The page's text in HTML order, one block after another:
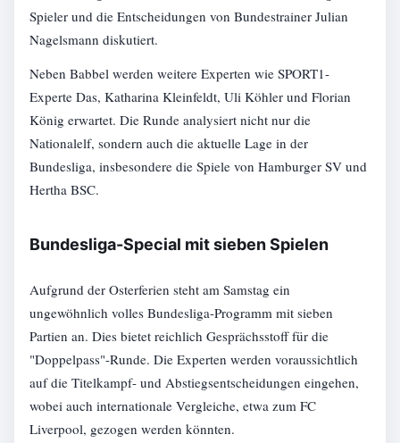
Spieler und die Entscheidungen von Bundestrainer Julian
Nagelsmann diskutiert.
Neben Babbel werden weitere Experten wie SPORT1-
Experte Das, Katharina Kleinfeldt, Uli Köhler und Florian
König erwartet. Die Runde analysiert nicht nur die
Nationalelf, sondern auch die aktuelle Lage in der
Bundesliga, insbesondere die Spiele von Hamburger SV und
Hertha BSC.
Bundesliga-Special mit sieben Spielen
Aufgrund der Osterferien steht am Samstag ein
ungewöhnlich volles Bundesliga-Programm mit sieben
Partien an. Dies bietet reichlich Gesprächsstoff für die
"Doppelpass"-Runde. Die Experten werden voraussichtlich
auf die Titelkampf- und Abstiegsentscheidungen eingehen,
wobei auch internationale Vergleiche, etwa zum FC
Liverpool, gezogen werden könnten.